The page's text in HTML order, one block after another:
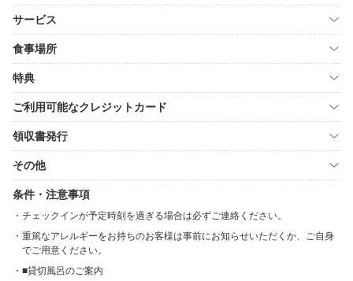
サービス
食事場所
特典
ご利用可能なクレジットカード
領収書発行
その他
条件・注意事項
チェックインが予定時刻を過ぎる場合は必ずご連絡ください。
重篤なアレルギーをお持ちのお客様は事前にお知らせいただくか、ご自身
でご用意ください。
■貸切風呂のご案内